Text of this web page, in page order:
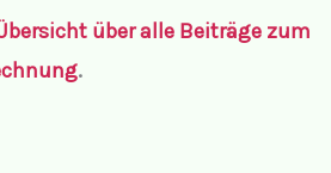
über alle Beiträge zum
.